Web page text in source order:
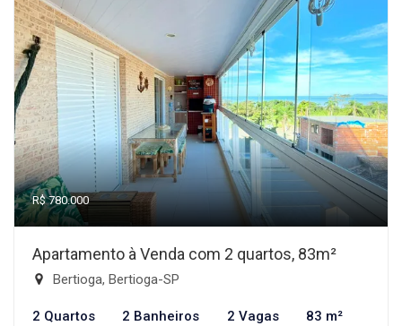
R$ 780.000
Apartamento à Venda com 2 quartos, 83m²
Bertioga, Bertioga-SP
2 Quartos 2 Banheiros 2 Vagas 83 m²